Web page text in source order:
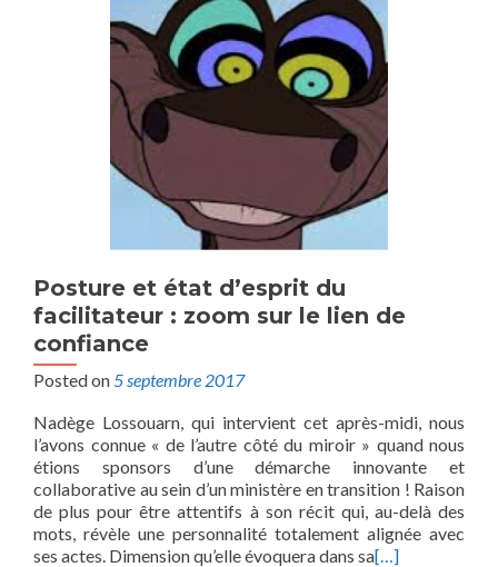
Posture et état d’esprit du
facilitateur : zoom sur le lien de
confiance
Posted on5 septembre 2017
Nadège Lossouarn, qui intervient cet après-midi, nous
l’avons connue « de l’autre côté du miroir » quand nous
étions sponsors d’une démarche innovante et
collaborative au sein d’un ministère en transition ! Raison
de plus pour être attentifs à son récit qui, au-delà des
mots, révèle une personnalité totalement alignée avec
ses actes. Dimension qu’elle évoquera dans sa[…]